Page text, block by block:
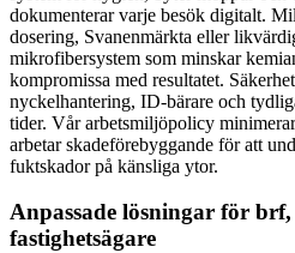
dokumenterar varje besök digitalt.
dosering, Svanenmärkta eller
mikrofibersystem som minskar
kompromissa med resultatet.
nyckelhantering, ID-bärare och
tider. Vår arbetsmiljöpolicy
arbetar skadeförebyggande för att
fuktskador på känsliga ytor.
Anpassade lösningar för
fastighetsägare